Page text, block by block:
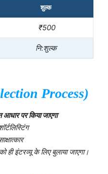
शुल्क
₹500
नि:शुल्क
Process)
आधार पर किया जाएगा
ही इंटरव्यू के लिए बुलाया जाएगा।